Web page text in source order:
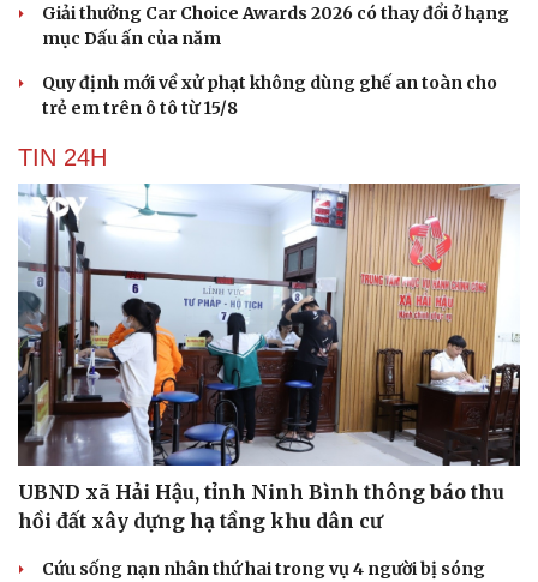
Văn hóa
Sân khấu - Điện ảnh
Văn học
Âm nhạc
Di sản
Giải trí
Nghệ sĩ
Thời trang
Sao Việt
Giải thưởng Car Choice Awards 2026 có thay đổi ở hạng
mục Dấu ấn của năm
Quy định mới về xử phạt không dùng ghế an toàn cho
trẻ em trên ô tô từ 15/8
TIN 24H
UBND xã Hải Hậu, tỉnh Ninh Bình thông báo thu
hồi đất xây dựng hạ tầng khu dân cư
Cứu sống nạn nhân thứ hai trong vụ 4 người bị sóng